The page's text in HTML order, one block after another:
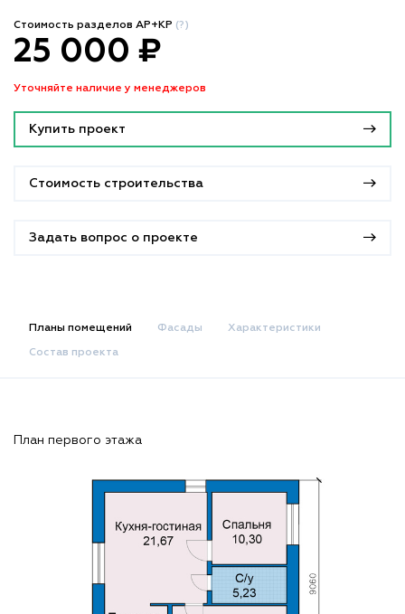
Стоимость разделов АР+КР (?)
25 000 ₽
Уточняйте наличие у менеджеров
Купить проект
Стоимость строительства
Задать вопрос о проекте
Планы помещений Фасады Характеристики
Состав проекта
План первого этажа